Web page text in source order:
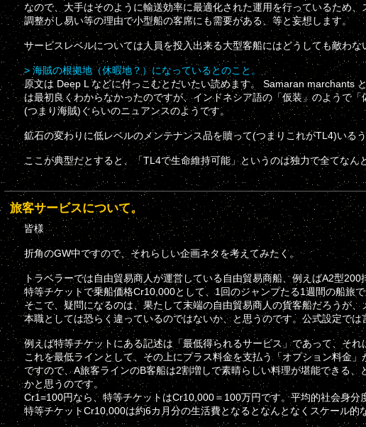
なので、大手はそのように輸送効率に最適化された運用を行っているため、
調整がし易い等の理由で小型船の客席にも需要がある、等と妄想します。
サービスレベルについては人員を投入出来る大型客船にはどうしても敵わな
> 海賊の根拠地（休暇地？）になっているとのこと。
原文は Deep L などに付っこむとだいたい読めます。 Samaran marchants
は最初良くわからなかったのですが、インドネシア語の「仮装」のようで「
(つまり海賊)ぐらいのニュアンスのようです。
鉱石の変わりに低レベルのメンテナンス品を贖って(つまりこれがTL4)いる
ここが典型だとすると、「TL4で生命維持可能」というのは独力で全てなん
旅客サービスについて。
皆様
折角のGW中ですので、それらしい企画ネタを考えてみたく。
トラベラーでは自由貿易商人が運営している自由貿易商船、例えばA2型
特等チケットで乗船価格Cr10,000として、1回のジャンプたる1週間の船旅
そこで、疑問になるのは、果たして末端の自由貿易商人の貨客船だろうが
本職としては恐らく違っているのではないか、と思うのです。公式設定で
例えば特等チケットにある記述は「最低得られるサービス」であって、そ
これを最低ラインとして、その上にプラス料金を支払う「オプション料金
ですので、A旅客ラインのB客船は2割増しで素晴らしい料理が堪能できる
かと思うのです。
Cr1=100円なら、特等チケットはCr10,000＝100万円です。平均的社会身分
特等チケットCr10,000は約6カ月分の生活費となるとなんとなくスケール的